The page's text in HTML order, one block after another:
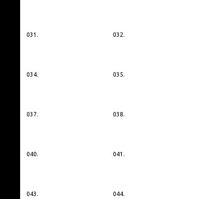
031. 032.
034. 035.
037. 038.
040. 041.
043. 044.